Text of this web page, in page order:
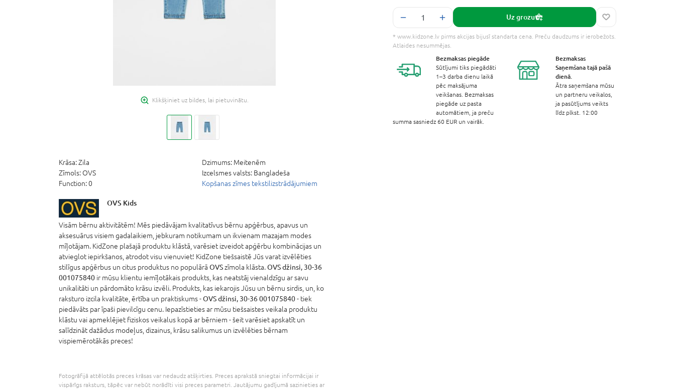
Klikšķiniet uz bildes, lai pietuvinātu.
Krāsa:Zila Dzimums: Meitenēm
Zīmols: OVS Izcelsmes valsts: Bangladeša
Function:0 Kopšanas zīmes tekstilizstrādājumiem
OVS Kids
Visām bērnu aktivitātēm! Mēs piedāvājam kvalitatīvus bērnu apģērbus, apavus un
aksesuārus visiem gadalaikiem, jebkuram notikumam un ikvienam mazajam modes
mīļotājam. KidZone plašajā produktu klāstā, varēsiet izveidot apģērbu kombinācijas un
atvieglot iepirkšanos, atrodot visu vienuviet! KidZone tiešsaistē Jūs varat izvēlēties
stilīgus apģērbus un citus produktus no populārā OVSzīmola klāsta.OVS džinsi, 30-36
001075840 ir mūsu klientu iemīļotākais produkts, kas neatstāj vienaldzīgu ar savu
unikalitāti un pārdomāto krāsu izvēli. Produkts, kas iekarojis Jūsu un bērnu sirdis, un, ko
raksturo izcila kvalitāte, ērtība un praktiskums -OVS džinsi, 30-36 001075840- tiek
piedāvāts par īpaši pievilcīgu cenu. Iepazīstieties ar mūsu tiešsaistes veikala produktu
klāstu vai apmeklējiet fiziskos veikalus kopā ar bērniem - šeit varēsiet apskatīt un
salīdzināt dažādus modeļus, dizainus, krāsu salikumus un izvēlēties bērnam
vispiemērotākās preces!
Fotogrāfijā attēlotās preces krāsas var nedaudz atšķirties. Preces aprakstā sniegtai informācijai ir
vispārīgs raksturs, tāpēc var nebūt norādīti visi preces parametri. Jautājumu gadījumā sazinieties ar
Uz grozu
* www.kidzone.lv pirms akcijas bijusī standarta cena. Preču daudzums ir ierobežots.
Atlaides nesummējas.
Bezmaksas piegāde
Sūtījumi tiks piegādāti
1–3 darba dienu laikā
pēc maksājuma
veikšanas. Bezmaksas
piegāde uz pasta
automātiem, ja preču
summa sasniedz 60 EUR un vairāk.
Bezmaksas
Saņemšanatajā pašā
dienā.
Ātra saņemšana mūsu
un partneru veikalos,
ja pasūtījums veikts
līdz plkst. 12:00